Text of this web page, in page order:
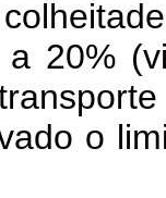
a 20%
o